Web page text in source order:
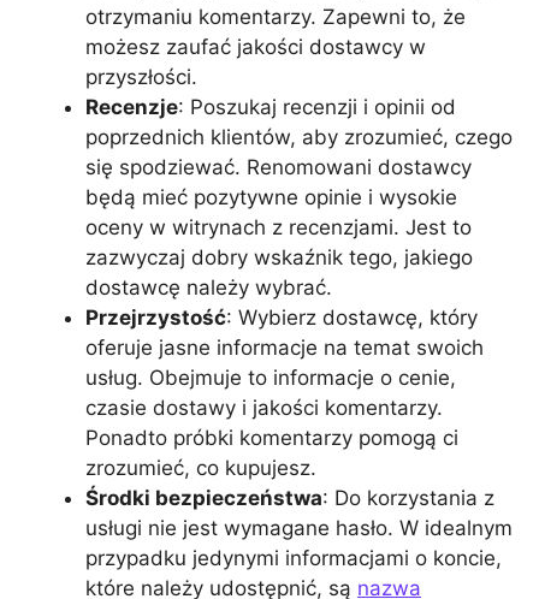
otrzymaniu komentarzy. Zapewni to, że
możesz zaufać jakości dostawcy w
przyszłości.
Recenzje: Poszukaj recenzji i opinii od
poprzednich klientów, aby zrozumieć, czego
się spodziewać. Renomowani dostawcy
będą mieć pozytywne opinie i wysokie
oceny w witrynach z recenzjami. Jest to
zazwyczaj dobry wskaźnik tego, jakiego
dostawcę należy wybrać.
Przejrzystość: Wybierz dostawcę, który
oferuje jasne informacje na temat swoich
usług. Obejmuje to informacje o cenie,
czasie dostawy i jakości komentarzy.
Ponadto próbki komentarzy pomogą ci
zrozumieć, co kupujesz.
Środki bezpieczeństwa: Do korzystania z
usługi nie jest wymagane hasło. W idealnym
przypadku jedynymi informacjami o koncie,
które należy udostępnić, są nazwa